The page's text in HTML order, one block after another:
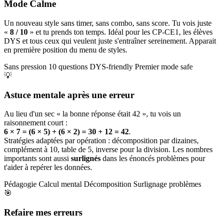
Mode Calme
Un nouveau style sans timer, sans combo, sans score. Tu vois juste
« 8 / 10 » et tu prends ton temps. Idéal pour les CP-CE1, les élèves
DYS et tous ceux qui veulent juste s'entraîner sereinement. Apparait
en première position du menu de styles.
Sans pression 10 questions DYS-friendly Premier mode safe
💡
Astuce mentale après une erreur
Au lieu d'un sec « la bonne réponse était 42 », tu vois un
raisonnement court :
6 × 7 = (6 × 5) + (6 × 2) = 30 + 12 = 42.
Stratégies adaptées par opération : décomposition par dizaines,
complément à 10, table de 5, inverse pour la division. Les nombres
importants sont aussi surlignés dans les énoncés problèmes pour
t'aider à repérer les données.
Pédagogie Calcul mental Décomposition Surlignage problèmes
🎯
Refaire mes erreurs